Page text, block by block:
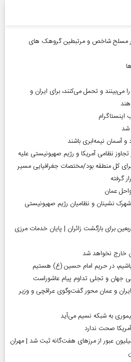
۸ نفر از اشرار مسلح شاخص و مرتبطین گروهک های
و تحمل می‌کنند، برای ایران و
شد
و آسمان نیمه‌ابری باشند
نظامی آمریکا و رژیم صهیونیستی علیه
کل منطقه بود/مختصات جغرافیایی مسیر
گرفته
عمان
نشینان و نظامیان رژیم صهیونیستی
برای بازگشت زائران | پایان خدمات مرزی
خارج نخواهد شد
در حریم امام حسین (ع) هستیم
جهان و تجلی تداوم پیام عاشوراست
و عمان محور گفت‌وگوی عراقچی و وزیر
به شبکه نسیم می‌آید
صحت ندارد
تردد اربعینی؛ ۶۰ میلیون عبور از مرزهای هفت‌گانه ثبت شد | مهران